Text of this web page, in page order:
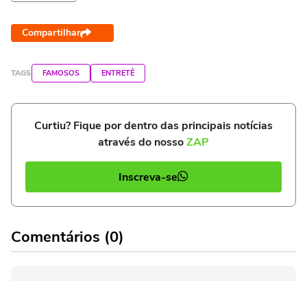
Compartilhar
TAGS FAMOSOS ENTRETÊ
Curtiu? Fique por dentro das principais notícias
através do nossoZAP
Inscreva-se
Comentários (0)